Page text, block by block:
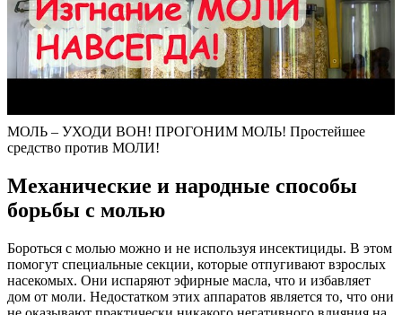
МОЛЬ – УХОДИ ВОН! ПРОГОНИМ МОЛЬ! Простейшее
средство против МОЛИ!
Механические и народные способы
борьбы с молью
Бороться с молью можно и не используя инсектициды. В этом
помогут специальные секции, которые отпугивают взрослых
насекомых. Они испаряют эфирные масла, что и избавляет
дом от моли. Недостатком этих аппаратов является то, что они